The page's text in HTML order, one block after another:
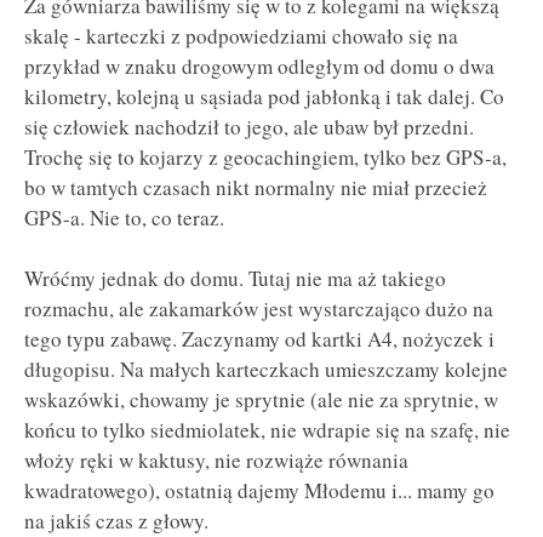
skalę - karteczki z podpowiedziami chowało się na
przykład w znaku drogowym odległym od domu o dwa
kilometry, kolejną u sąsiada pod jabłonką i tak dalej. Co
się człowiek nachodził to jego, ale ubaw był przedni.
Trochę się to kojarzy z geocachingiem, tylko bez GPS-a,
bo w tamtych czasach nikt normalny nie miał przecież
GPS-a. Nie to, co teraz.
Wróćmy jednak do domu. Tutaj nie ma aż takiego
rozmachu, ale zakamarków jest wystarczająco dużo na
tego typu zabawę. Zaczynamy od kartki A4, nożyczek i
długopisu. Na małych karteczkach umieszczamy kolejne
wskazówki, chowamy je sprytnie (ale nie za sprytnie, w
końcu to tylko siedmiolatek, nie wdrapie się na szafę, nie
włoży ręki w kaktusy, nie rozwiąże równania
kwadratowego), ostatnią dajemy Młodemu i... mamy go
na jakiś czas z głowy.